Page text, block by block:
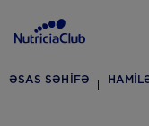
ƏSAS SƏHIFƏ